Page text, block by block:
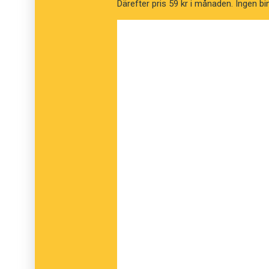
Därefter pris 59 kr i månaden. Ingen